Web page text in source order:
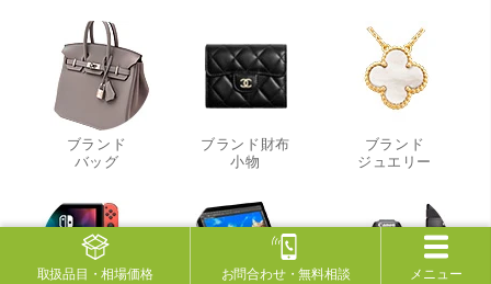
取扱品目 ・相場価格 お問合わせ・無料相談 メニュー
ブランド
バッグ
ブランド財布
小物
ブランド
ジュエリー